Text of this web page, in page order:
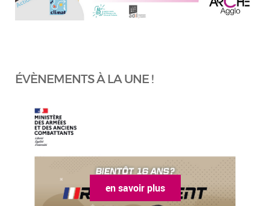
ÉVÈNEMENTS À LA UNE !
en savoir plus